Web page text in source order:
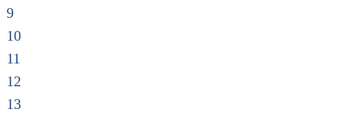
9
10
11
12
13